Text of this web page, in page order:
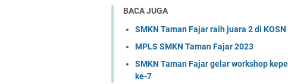
BACA JUGA
SMKN Taman Fajar raih juara 2 di
MPLS SMKN Taman Fajar 2023
SMKN Taman Fajar gelar workshop
ke-7